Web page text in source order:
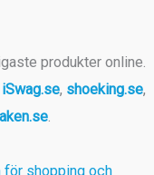
produkter online.
iSwag.se, shoeking.se,
.
shopping och